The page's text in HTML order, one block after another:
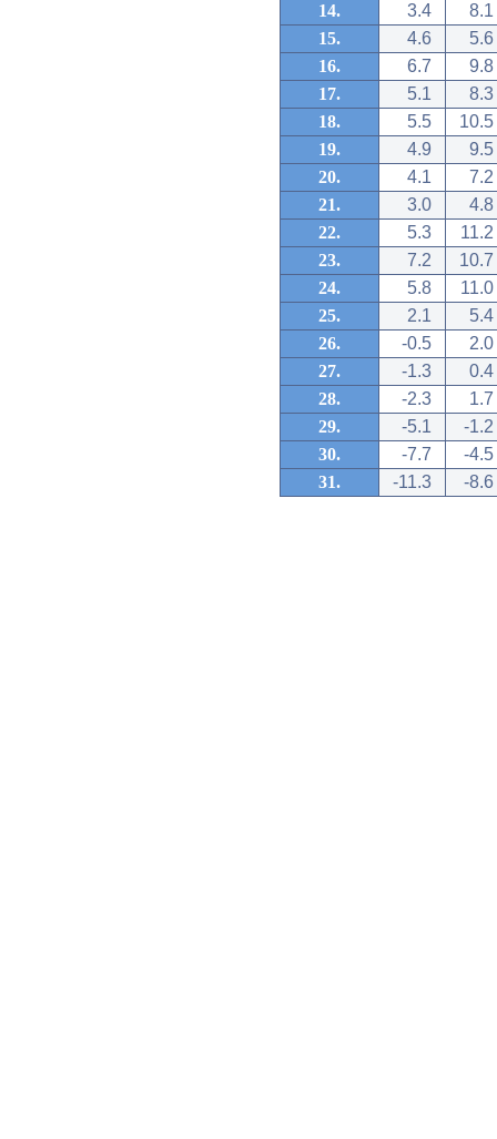
14.
3.4
8.1
15.
4.6
5.6
16.
6.7
9.8
17.
5.1
8.3
18.
5.5
10.5
19.
4.9
9.5
20.
4.1
7.2
21.
3.0
4.8
22.
5.3
11.2
23.
7.2
10.7
24.
5.8
11.0
25.
2.1
5.4
26.
-0.5
2.0
27.
-1.3
0.4
28.
-2.3
1.7
29.
-5.1
-1.2
30.
-7.7
-4.5
31.
-11.3 -8.6